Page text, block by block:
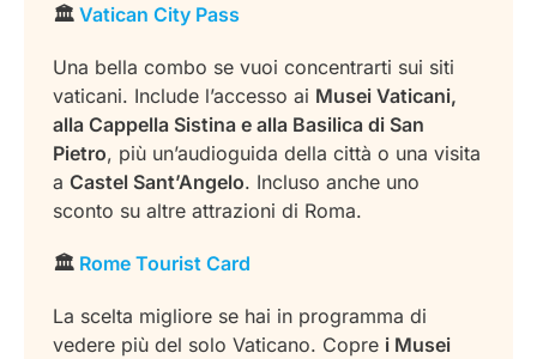
🏛️ Vatican City Pass
Una bella combo se vuoi concentrarti sui siti
vaticani. Include l’accesso ai Musei Vaticani,
alla Cappella Sistina e alla Basilica di San
Pietro, più un’audioguida della città o una visita
a Castel Sant’Angelo. Incluso anche uno
sconto su altre attrazioni di Roma.
🏛️ Rome Tourist Card
La scelta migliore se hai in programma di
vedere più del solo Vaticano. Copre i Musei